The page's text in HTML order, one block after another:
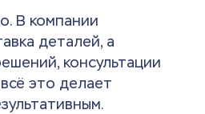
В компании
деталей, а
консультации
это делает